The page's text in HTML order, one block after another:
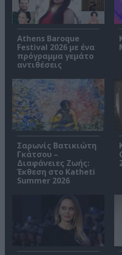
Athens Baroque
Festival 2026 με ένα
πρόγραμμα γεμάτο
αντιθέσεις
Σαρωνίς Βατικιώτη
Γκάτσου –
Διαφάνειες Ζωής:
Έκθεση στο Katheti
Summer 2026